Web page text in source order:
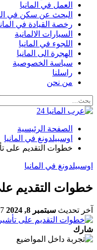
العمل في المانيا
البحث عن سكن في
رخصة القيادة في
السيارات الالمانية
اللجوء في المانيا
الهجرة الى المانيا
سياسة الخصوصية
راسلنا
من نحن
الصفحة الرئيسية
اوسبيلدونغ في المانيا
خطوات التقديم على
اوسبيلدونغ في المانيا
خطوات التقديم
آخر تحديث سبتمبر 8, 2024
شارك